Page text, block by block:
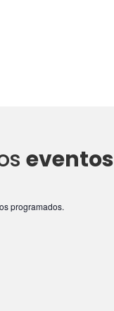
eventos
programados.